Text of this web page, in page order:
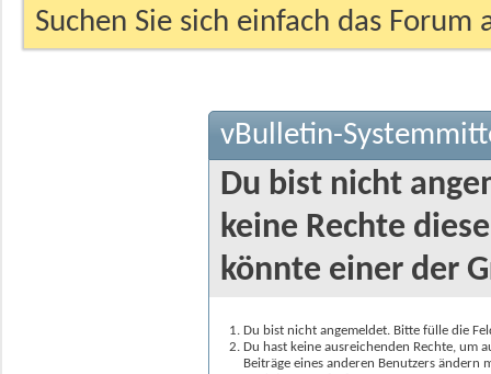
Suchen Sie sich einfach das
vBulletin-
Du bist nicht
keine Rechte
könnte einer der
Du bist nicht angemeldet. Bitte fülle die
Du hast keine ausreichenden Rechte, um
Beiträge eines anderen Benutzers